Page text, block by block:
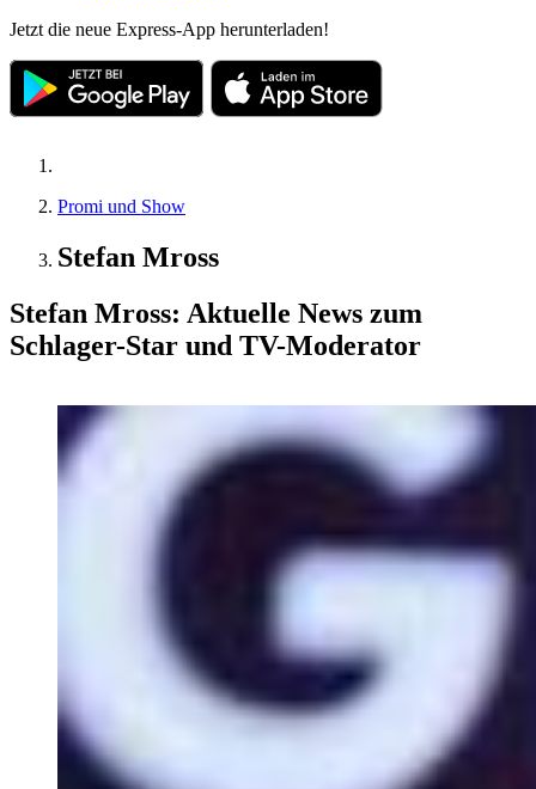
Jetzt die neue Express-App herunterladen!
Promi und Show
Stefan Mross
Stefan Mross: Aktuelle News zum
Schlager-Star und TV-Moderator